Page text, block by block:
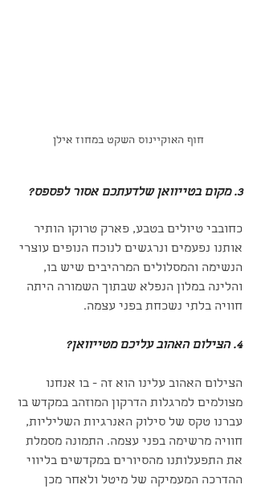
חוף האוקיינוס השקט במחוז אילן
3. מקום בטייוואן שלדעתכם אסור לפספס?
כחובבי טיולים בטבע, פארק טרוקו הותיר
אותנו נפעמים ונרגשים לנוכח הנופים עוצרי
הנשימה והמסלולים המרהיבים שיש בו,
והלינה במלון הנפלא שבתוך השמורה היתה
חוויה בלתי נשכחת בפני עצמה.
4. הצילום האהוב עליכם מטייוואן?
הצילום האהוב עלינו הוא זה - בו אנחנו
מצולמים למרגלות הדרקון המוזהב במקדש בו
עברנו טקס של סילוק האנרגיות השליליות,
חוויה מרשימה בפני עצמה. התמונה מסמלת
את התפעלותנו מהסיורים במקדשים בליווי
ההדרכה המעמיקה של מיטל ולאחר מכן